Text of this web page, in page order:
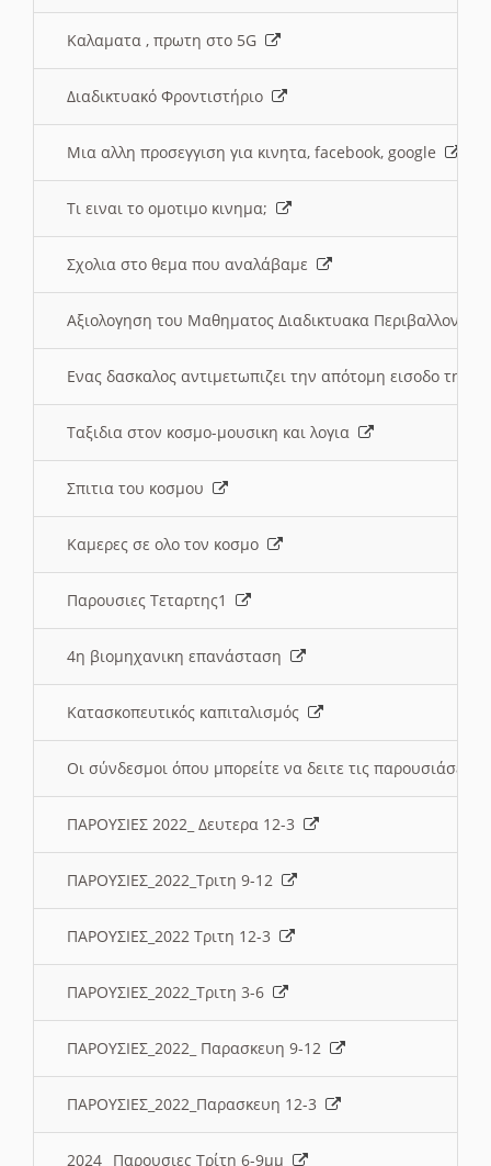
Καλαματα , πρωτη στο 5G
Διαδικτυακό Φροντιστήριο
Μια αλλη προσεγγιση για κινητα, facebook, google
Τι ειναι το ομοτιμο κινημα;
Σχολια στο θεμα που αναλάβαμε
Αξιολογηση του Μαθηματος Διαδικτυακα
Ενας δασκαλος αντιμετωπιζει την απότομη εισοδο της
Ταξιδια στον κοσμο-μουσικη και λογια
Σπιτια του κοσμου
Καμερες σε ολο τον κοσμο
Παρουσιες Τεταρτης1
4η βιομηχανικη επανάσταση
Κατασκοπευτικός καπιταλισμός
Οι σύνδεσμοι όπου μπορείτε να δειτε τις παρουσιάσεις
ΠΑΡΟΥΣΙΕΣ 2022_ Δευτερα 12-3
ΠΑΡΟΥΣΙΕΣ_2022_Τριτη 9-12
ΠΑΡΟΥΣΙΕΣ_2022 Τριτη 12-3
ΠΑΡΟΥΣΙΕΣ_2022_Τριτη 3-6
ΠΑΡΟΥΣΙΕΣ_2022_ Παρασκευη 9-12
ΠΑΡΟΥΣΙΕΣ_2022_Παρασκευη 12-3
2024_ Παρουσιες Τρίτη 6-9μμ